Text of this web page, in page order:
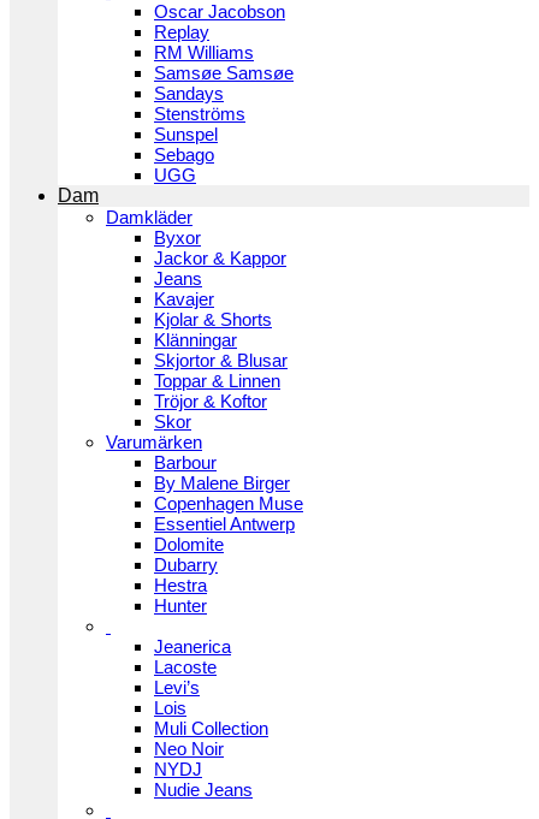
Oscar Jacobson
Replay
RM Williams
Samsøe Samsøe
Sandays
Stenströms
Sunspel
Sebago
UGG
Dam
Damkläder
Byxor
Jackor & Kappor
Jeans
Kavajer
Kjolar & Shorts
Klänningar
Skjortor & Blusar
Toppar & Linnen
Tröjor & Koftor
Skor
Varumärken
Barbour
By Malene Birger
Copenhagen Muse
Essentiel Antwerp
Dolomite
Dubarry
Hestra
Hunter
Jeanerica
Lacoste
Levi’s
Lois
Muli Collection
Neo Noir
NYDJ
Nudie Jeans